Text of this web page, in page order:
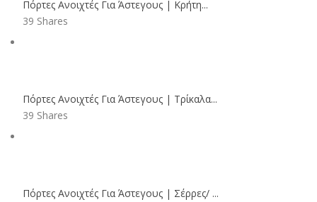
Πόρτες Ανοιχτές Για Άστεγους | Κρήτη...
39 Shares
Πόρτες Ανοιχτές Για Άστεγους | Τρίκαλα...
39 Shares
Πόρτες Ανοιχτές Για Άστεγους | Σέρρες/ ...